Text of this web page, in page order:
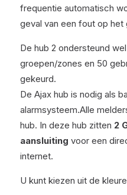
frequentie automatisch
geval van een fout op het
De hub 2 ondersteund
groepen/zones en 50
gekeurd.
De Ajax hub is nodig als
alarmsysteem.Alle
hub. In deze hub zitten 2
aansluiting voor een
internet.
U kunt kiezen uit de